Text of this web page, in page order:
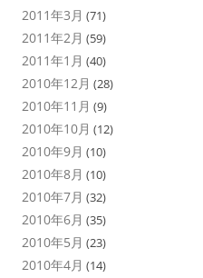
2011年3月 (71)
2011年2月 (59)
2011年1月 (40)
2010年12月 (28)
2010年11月 (9)
2010年10月 (12)
2010年9月 (10)
2010年8月 (10)
2010年7月 (32)
2010年6月 (35)
2010年5月 (23)
2010年4月 (14)